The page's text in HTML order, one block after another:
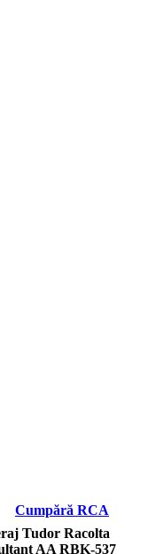
Cumpără RCA
Tudor Racolta
AA RBK-537